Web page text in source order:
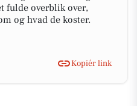
fulde overblik over,
og hvad de koster.
Kopiér link